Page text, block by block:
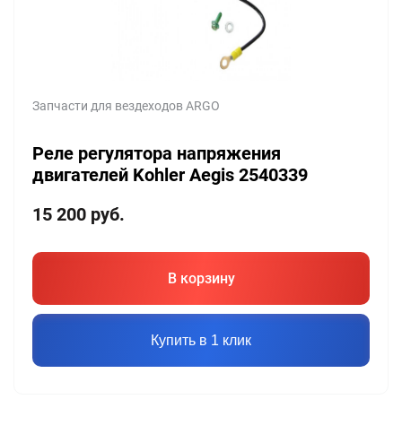
Запчасти для вездеходов ARGO
Реле регулятора напряжения
двигателей Kohler Aegis 2540339
15 200 руб.
В корзину
Купить в 1 клик